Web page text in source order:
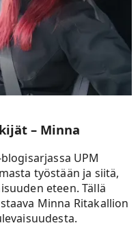
– Minna
UPM
työstään ja siitä,
eteen. Tällä
Minna Ritakallion